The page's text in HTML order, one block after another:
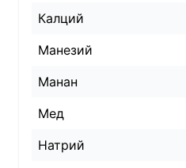
Калций
Манезий
Манан
Мед
Натрий